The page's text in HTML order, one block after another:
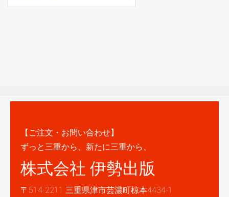
【ご注文・お問い合わせ】
ずっと三重から、新たに三重から、
株式会社 伊勢出版
〒514-2211 三重県津市芸濃町椋本4434-1